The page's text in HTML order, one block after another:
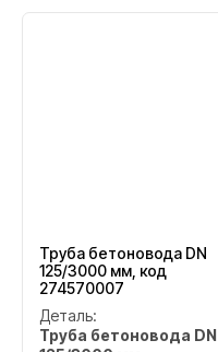
Труба бетоновода DN
125/3000 мм, код
274570007
Деталь:
Труба бетоновода DN